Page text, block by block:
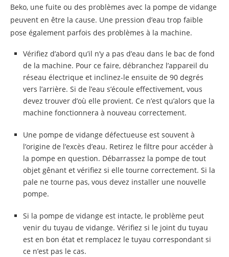
Beko, une fuite ou des problèmes avec la pompe de vidange
peuvent en être la cause. Une pression d’eau trop faible
pose également parfois des problèmes à la machine.
Vérifiez d’abord qu’il n’y a pas d’eau dans le bac de fond
de la machine. Pour ce faire, débranchez l’appareil du
réseau électrique et inclinez-le ensuite de 90 degrés
vers l’arrière. Si de l’eau s’écoule effectivement, vous
devez trouver d’où elle provient. Ce n’est qu’alors que la
machine fonctionnera à nouveau correctement.
Une pompe de vidange défectueuse est souvent à
l’origine de l’excès d’eau. Retirez le filtre pour accéder à
la pompe en question. Débarrassez la pompe de tout
objet gênant et vérifiez si elle tourne correctement. Si la
pale ne tourne pas, vous devez installer une nouvelle
pompe.
Si la pompe de vidange est intacte, le problème peut
venir du tuyau de vidange. Vérifiez si le joint du tuyau
est en bon état et remplacez le tuyau correspondant si
ce n’est pas le cas.